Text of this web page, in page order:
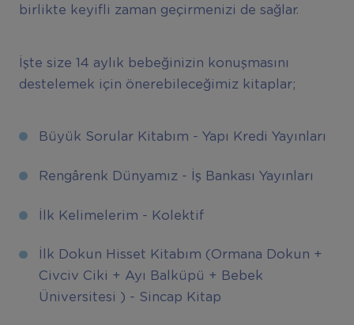
birlikte keyifli zaman geçirmenizi de sağlar.
İşte size 14 aylık bebeğinizin konuşmasını
destelemek için önerebileceğimiz kitaplar;
Büyük Sorular Kitabım - Yapı Kredi Yayınları
Rengârenk Dünyamız - İş Bankası Yayınları
İlk Kelimelerim - Kolektif
İlk Dokun Hisset Kitabım (Ormana Dokun +
Civciv Ciki + Ayı Balküpü + Bebek
Üniversitesi ) - Sincap Kitap